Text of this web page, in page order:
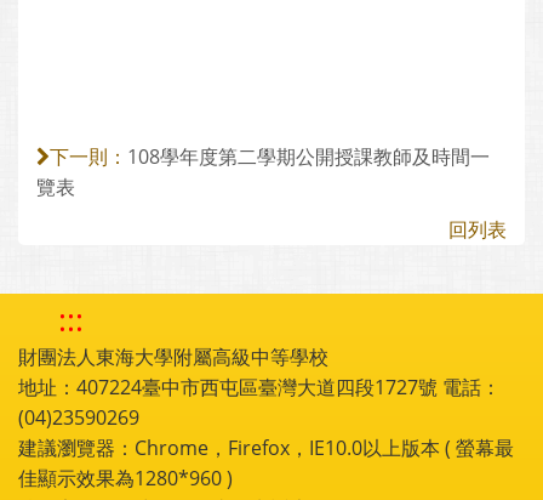
下一則： 108學年度第二學期公開授課教師及時間一
覽表
回列表
:::
財團法人東海大學附屬高級中等學校
地址：407224臺中市西屯區臺灣大道四段1727號 電話：
(04)23590269
建議瀏覽器：Chrome，Firefox，IE10.0以上版本 ( 螢幕最
佳顯示效果為1280*960 )